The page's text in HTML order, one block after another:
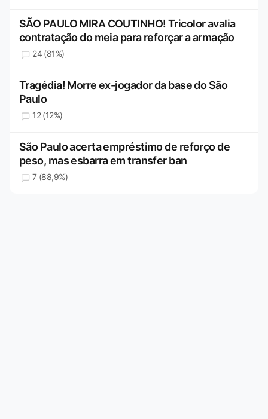
SÃO PAULO MIRA COUTINHO! Tricolor avalia
contratação do meia para reforçar a armação
24 (81%)
Tragédia! Morre ex-jogador da base do São
Paulo
12 (12%)
São Paulo acerta empréstimo de reforço de
peso, mas esbarra em transfer ban
7 (88,9%)